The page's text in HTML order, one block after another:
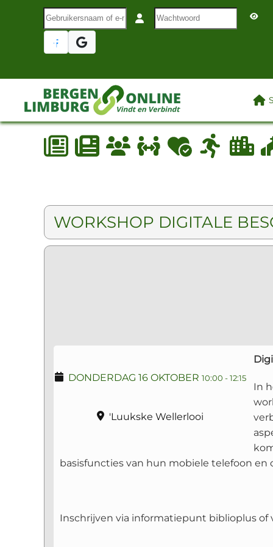
Terug naar hoofdinhoud
Gebruikersnaam of e-mail
WORKSHOP DIGITALE
DONDERDAG 16 OKTOBER 10:00 - 12:15
'Luukske Wellerlooi
In
basisfuncties van hun mobiele telefoon
Inschrijven via informatiepunt biblioplus of